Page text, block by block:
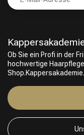
Ob Sie ein Profi in der
hochwertige